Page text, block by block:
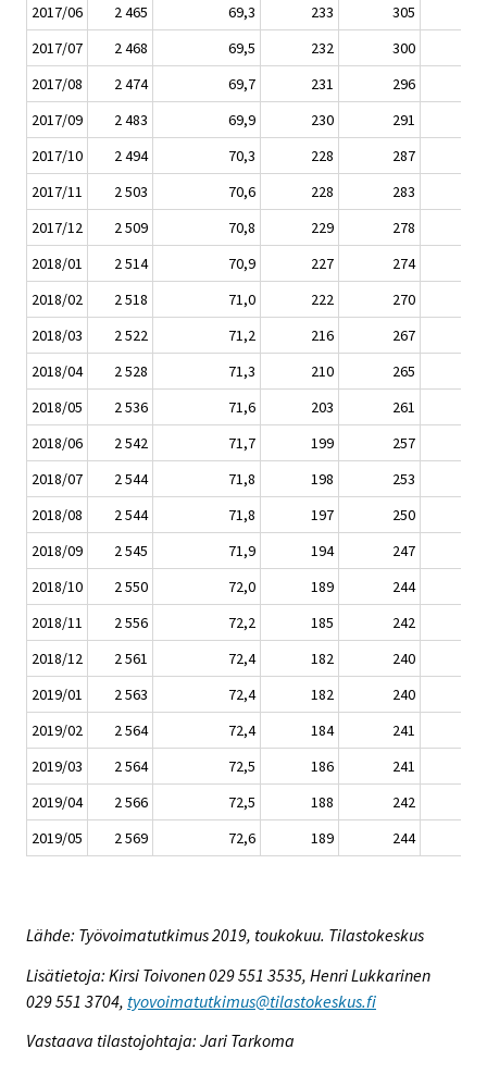
2017/06
2 465 69,3 233
305
2017/07
2 468 69,5 232
300
2017/08
2 474 69,7 231
296
2017/09
2 483 69,9 230
291
2017/10
2 494 70,3 228
287
2017/11
2 503 70,6 228
283
2017/12
2 509 70,8 229
278
2018/01
2 514 70,9 227
274
2018/02
2 518 71,0 222
270
2018/03
2 522 71,2 216
267
2018/04
2 528 71,3 210
265
2018/05
2 536 71,6 203
261
2018/06
2 542 71,7 199
257
2018/07
2 544 71,8 198
253
2018/08
2 544 71,8 197
250
2018/09
2 545 71,9 194
247
2018/10
2 550 72,0 189
244
2018/11
2 556 72,2 185
242
2018/12
2 561 72,4 182
240
2019/01
2 563 72,4 182
240
2019/02
2 564 72,4 184
241
2019/03
2 564 72,5 186
241
2019/04
2 566 72,5 188
242
2019/05
2 569 72,6 189 244
Lähde: Työvoimatutkimus 2019, toukokuu. Tilastokeskus
Lisätietoja: Kirsi Toivonen 029 551 3535, Henri Lukkarinen
029 551 3704, tyovoimatutkimus@tilastokeskus.fi
Vastaava tilastojohtaja: Jari Tarkoma